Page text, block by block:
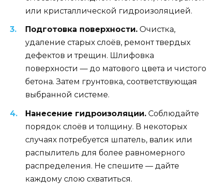
или кристаллической гидроизоляцией.
Подготовка поверхности. Очистка,
удаление старых слоёв, ремонт твердых
дефектов и трещин. Шлифовка
поверхности — до матового цвета и чистого
бетона. Затем грунтовка, соответствующая
выбранной системе.
Нанесение гидроизоляции. Соблюдайте
порядок слоёв и толщину. В некоторых
случаях потребуется шпатель, валик или
распылитель для более равномерного
распределения. Не спешите — дайте
каждому слою схватиться.